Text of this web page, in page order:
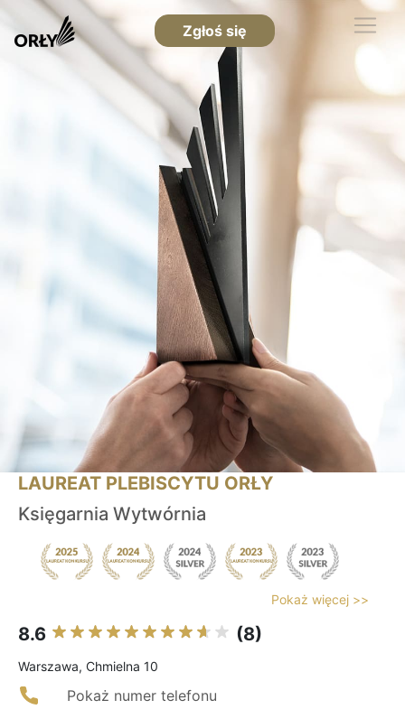
Zgłoś się
LAUREAT PLEBISCYTU ORŁY
Księgarnia Wytwórnia
Pokaż więcej >>
8.6 (8)
Warszawa, Chmielna 10
Pokaż numer telefonu